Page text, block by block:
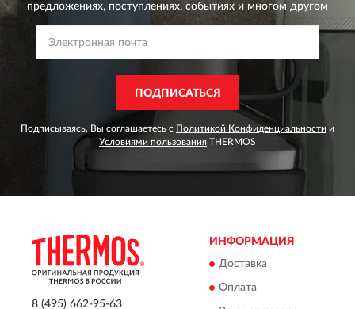
предложениях, поступлениях, событиях и многом другом
ПОДПИСАТЬСЯ
Подписываясь, Вы соглашаетесь с Политикой Конфиденциальности и
Условиями пользования THERMOS
8 (495) 662-95-63
ИНФОРМАЦИЯ
Доставка
Оплата